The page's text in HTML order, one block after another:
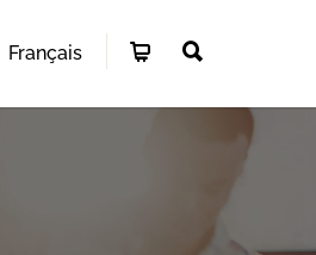
Français